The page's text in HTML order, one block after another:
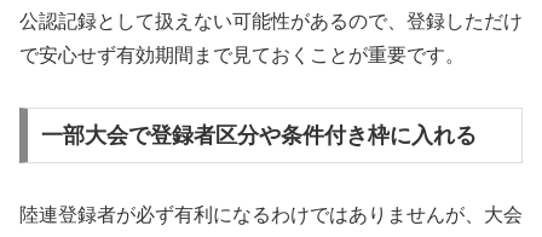
公認記録として扱えない可能性があるので、登録しただけ
で安心せず有効期間まで見ておくことが重要です。
一部大会で登録者区分や条件付き枠に入れる
陸連登録者が必ず有利になるわけではありませんが、大会